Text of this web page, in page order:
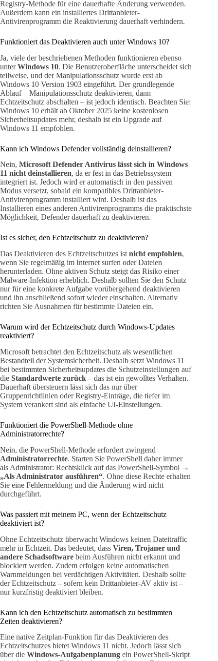
Registry-Methode für eine dauerhafte Änderung verwenden.
Außerdem kann ein installiertes Drittanbieter-
Antivirenprogramm die Reaktivierung dauerhaft verhindern.
Funktioniert das Deaktivieren auch unter Windows 10?
Ja, viele der beschriebenen Methoden funktionieren ebenso
unterWindows 10. Die Benutzeroberfläche unterscheidet sich
teilweise, und der Manipulationsschutz wurde erst ab
Windows 10 Version 1903 eingeführt. Der grundlegende
Ablauf – Manipulationsschutz deaktivieren, dann
Echtzeitschutz abschalten – ist jedoch identisch. Beachten Sie:
Windows 10 erhält ab Oktober 2025 keine kostenlosen
Sicherheitsupdates mehr, deshalb ist ein Upgrade auf
Windows 11 empfohlen.
Kann ich Windows Defender vollständig deinstallieren?
Nein, Microsoft Defender Antivirus lässt sich in Windows
11 nicht deinstallieren, da er fest in das Betriebssystem
integriert ist. Jedoch wird er automatisch in den passiven
Modus versetzt, sobald ein kompatibles Drittanbieter-
Antivirenprogramm installiert wird. Deshalb ist das
Installieren eines anderen Antivirenprogramms die praktischste
Möglichkeit, Defender dauerhaft zu deaktivieren.
Ist es sicher, den Echtzeitschutz zu deaktivieren?
Das Deaktivieren des Echtzeitschutzes ist nicht empfohlen,
wenn Sie regelmäßig im Internet surfen oder Dateien
herunterladen. Ohne aktiven Schutz steigt das Risiko einer
Malware-Infektion erheblich. Deshalb sollten Sie den Schutz
nur für eine konkrete Aufgabe vorübergehend deaktivieren
und ihn anschließend sofort wieder einschalten. Alternativ
richten Sie Ausnahmen für bestimmte Dateien ein.
Warum wird der Echtzeitschutz durch Windows-Updates
reaktiviert?
Microsoft betrachtet den Echtzeitschutz als wesentlichen
Bestandteil der Systemsicherheit. Deshalb setzt Windows 11
bei bestimmten Sicherheitsupdates die Schutzeinstellungen auf
die Standardwerte zurück – das ist ein gewolltes Verhalten.
Dauerhaft übersteuern lässt sich das nur über
Gruppenrichtlinien oder Registry-Einträge, die tiefer im
System verankert sind als einfache UI-Einstellungen.
Funktioniert die PowerShell-Methode ohne
Administratorrechte?
Nein, die PowerShell-Methode erfordert zwingend
Administratorrechte. Starten Sie PowerShell daher immer
als Administrator: Rechtsklick auf das PowerShell-Symbol →
„Als Administrator ausführen“. Ohne diese Rechte erhalten
Sie eine Fehlermeldung und die Änderung wird nicht
durchgeführt.
Was passiert mit meinem PC, wenn der Echtzeitschutz
deaktiviert ist?
Ohne Echtzeitschutz überwacht Windows keinen Dateitraffic
mehr in Echtzeit. Das bedeutet, dass Viren, Trojaner und
andere Schadsoftware beim Ausführen nicht erkannt und
blockiert werden. Zudem erfolgen keine automatischen
Warnmeldungen bei verdächtigen Aktivitäten. Deshalb sollte
der Echtzeitschutz – sofern kein Drittanbieter-AV aktiv ist –
nur kurzfristig deaktiviert bleiben.
Kann ich den Echtzeitschutz automatisch zu bestimmten
Zeiten deaktivieren?
Eine native Zeitplan-Funktion für das Deaktivieren des
Echtzeitschutzes bietet Windows 11 nicht. Jedoch lässt sich
über die Windows-Aufgabenplanung ein PowerShell-Skript